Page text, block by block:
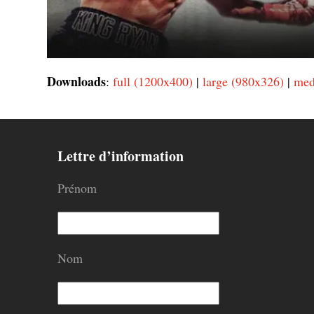
Downloads:full (1200x400) |large (980x326) |
Lettre d’information
Prénom
Nom